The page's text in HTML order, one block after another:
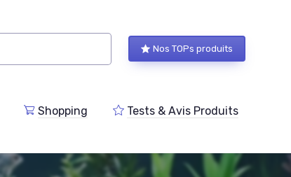
Nos TOPs produits
Shopping Tests & Avis Produits